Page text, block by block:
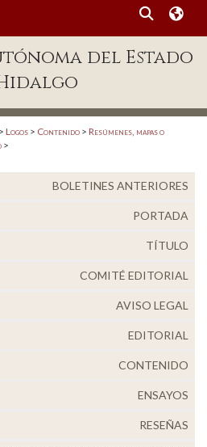
del Estado
> Logos > Contenido > Resúmenes, mapas o
>
BOLETINES ANTERIORES
PORTADA
TÍTULO
COMITÉ EDITORIAL
AVISO LEGAL
EDITORIAL
CONTENIDO
ENSAYOS
RESEÑAS